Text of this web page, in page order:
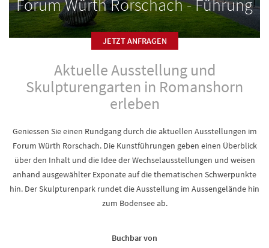
Forum Würth Rorschach - Führung
JETZT ANFRAGEN
Aktuelle Ausstellung und
Skulpturengarten in Romanshorn
erleben
Geniessen Sie einen Rundgang durch die aktuellen Ausstellungen im
Forum Würth Rorschach. Die Kunstführungen geben einen Überblick
über den Inhalt und die Idee der Wechselausstellungen und weisen
anhand ausgewählter Exponate auf die thematischen Schwerpunkte
hin. Der Skulpturenpark rundet die Ausstellung im Aussengelände hin
zum Bodensee ab.
Buchbar von